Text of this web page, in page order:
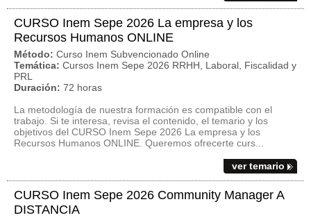
CURSO Inem Sepe 2026 La empresa y los
Recursos Humanos ONLINE
Método: Curso Inem Subvencionado Online
Temática: Cursos Inem Sepe 2026 RRHH, Laboral, Fiscalidad y
PRL
Duración: 72 horas
La metodología de nuestra formación es compatible con el
trabajo. Si te interesa, revisa el contenido, el temario y los
objetivos del CURSO Inem Sepe 2026 La empresa y los
Recursos Humanos ONLINE. Queremos ofrecerte curs...
ver temario
CURSO Inem Sepe 2026 Community Manager A
DISTANCIA